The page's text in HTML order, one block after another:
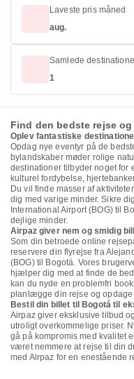
Laveste pris måned
aug.
Samlede
1
Find den bedste rejse
Oplev fantastiske
Opdag nye eventyr på de
bylandskaber møder rolige
destinationer tilbyder noget for
kulturel fordybelse,
Du vil finde masser af
dig med varige minder. Sikre
International Airport (BOG) til
dejlige minder.
Airpaz giver nem og smidig
Som din betroede online
reservere din flyrejse fra
(BOG) til Bogotá. Vores
hjælper dig med at finde de
kan du nyde en problemfri
planlægge din rejse og opdage
Bestil din billet til Bogotá til
Airpaz giver eksklusive tilbud
utroligt overkommelige priser.
gå på kompromis med kvalitet
været nemmere at rejse til din
med Airpaz for en enestående